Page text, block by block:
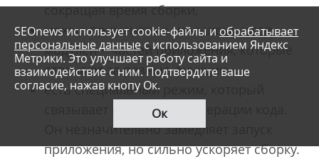
сокращая время сборки,
можно применять к меньшему числу
модулей – частей приложения, которые
отвечают за разные функции,
есть специальный режим, который
связывает модули без генерации кода.
Он незначительно замедляет запуск
приложения, но сильно ускоряет сборку.
SEOnews использует cookie-файлы и обрабатывает
персональные данные с использованием Яндекс
Метрики. Это улучшает работу сайта и
взаимодействие с ним. Подтвердите ваше
согласие, нажав кнопу Ок.
Ок